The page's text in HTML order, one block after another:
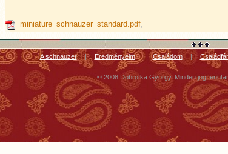
miniature_schnauzer_standard.pdf,
A schnauzer | Eredményeim | Családom |
© 2008 Dobrotka György. Minden jog